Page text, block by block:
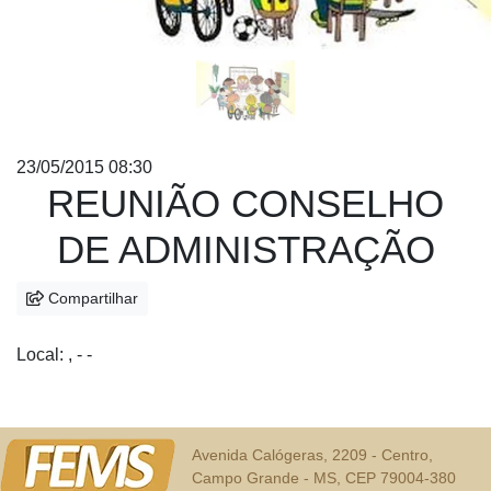
23/05/2015 08:30
REUNIÃO CONSELHO
DE ADMINISTRAÇÃO
Compartilhar
Local: , - -
Avenida Calógeras, 2209 - Centro,
Campo Grande - MS, CEP 79004-380